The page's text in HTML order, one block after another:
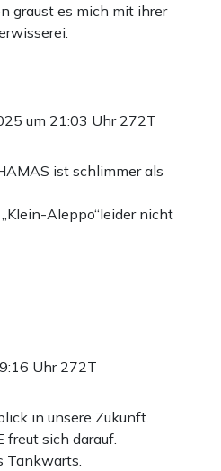
graust es mich mit ihrer
um 21:03 Uhr 272T
ist schlimmer als
Aleppo“leider nicht
Uhr 272T
in unsere Zukunft.
freut sich darauf.
Tankwarts.